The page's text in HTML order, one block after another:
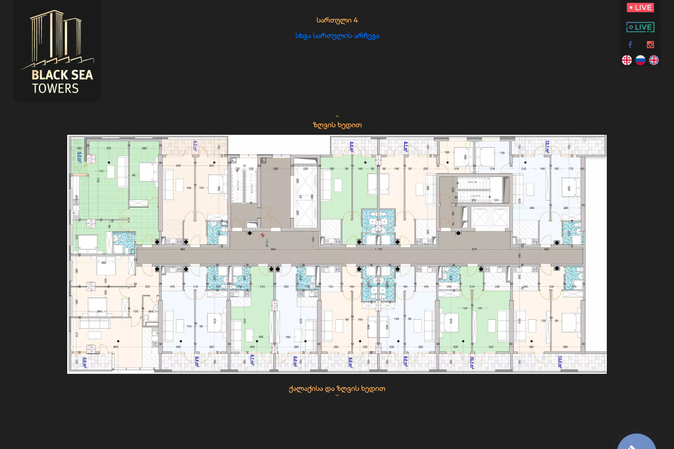
ᲡᲮᲕᲐ ᲡᲐᲠᲗᲣᲚᲘᲡ ᲐᲠᲩᲔᲕᲐ
ᲡᲐᲠᲗᲣᲚᲘ 4
ᲖᲦᲕᲘᲡ ᲮᲔᲓᲘᲗ
ᲥᲐᲚᲐᲥᲘᲡᲐ ᲓᲐ ᲖᲦᲕᲘᲡ ᲮᲔᲓᲘᲗ